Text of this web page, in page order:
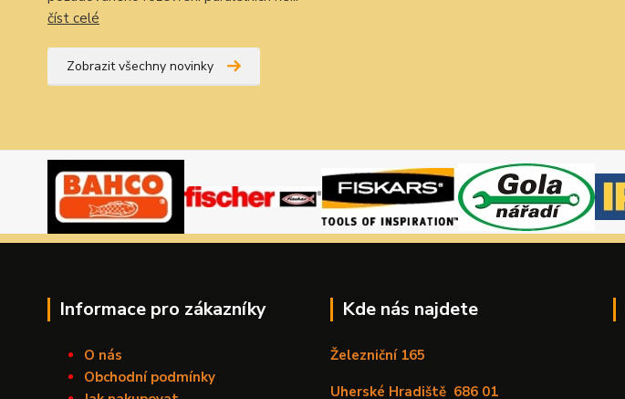
číst celé
Zobrazit všechny novinky
Informace pro zákazníky
O nás
Obchodní podmínky
Kde nás najdete
Železniční 165
Uherské Hradiště 686 01